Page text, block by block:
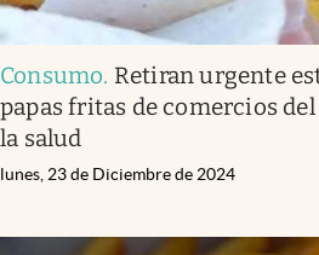
Consumo. Retiran urgente
papas fritas de comercios
la salud
lunes, 23 de Diciembre de 2024